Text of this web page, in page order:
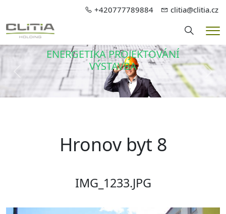
+420777789884 clitia@clitia.cz
Hledání
ENERGETIKA PROJEKTOVÁNÍ
VÝSTAVBA
Předchozí
Hronov byt 8
IMG_1233.JPG